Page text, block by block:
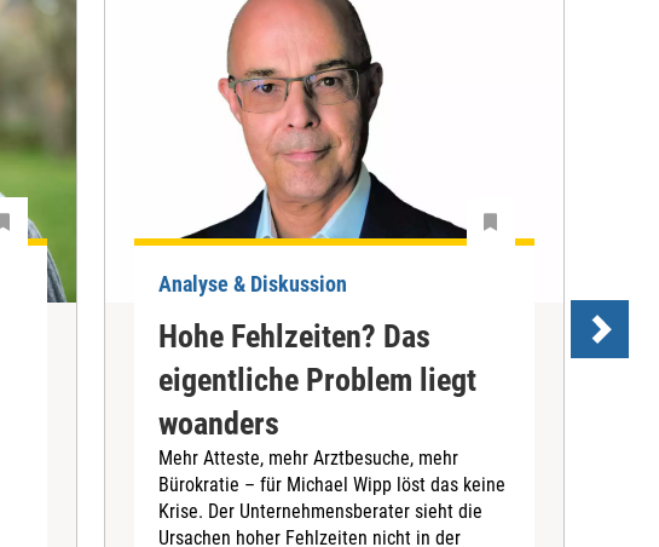
Analyse & Diskussion
Hohe Fehlzeiten? Das
eigentliche Problem liegt
woanders
Mehr Atteste, mehr Arztbesuche, mehr
Bürokratie – für Michael Wipp löst das keine
Krise. Der Unternehmensberater sieht die
Ursachen hoher Fehlzeiten nicht in der